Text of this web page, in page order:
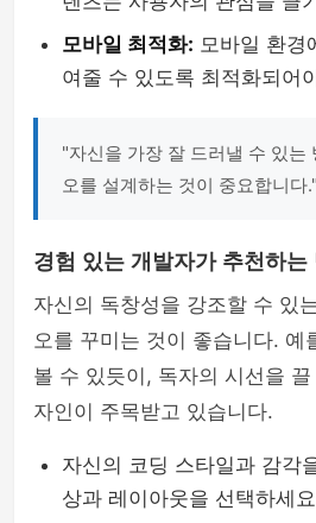
모바일 최적화: 모바일 환경
여줄 수 있도록 최적화되어
"자신을 가장 잘 드러낼 수 있는
오를 설계하는 것이 중요합니다."
경험 있는 개발자가 추천하는
자신의 독창성을 강조할 수 있
오를 꾸미는 것이 좋습니다. 예
볼 수 있듯이, 독자의 시선을
자인이 주목받고 있습니다.
자신의 코딩 스타일과 감각
상과 레이아웃을 선택하세